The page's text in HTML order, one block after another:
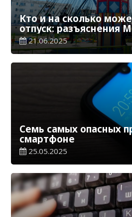
Кто и на сколько
отпуск: разъяснения
21.06.2025
Семь самых опасных
смартфоне
25.05.2025